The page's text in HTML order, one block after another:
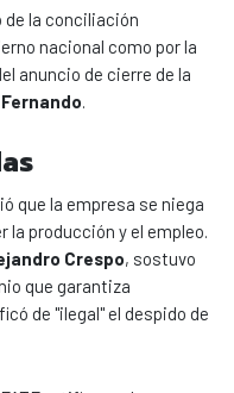
de la conciliación
nacional como por la
anuncio de cierre de la
.
que la empresa se niega
producción y el empleo.
Crespo, sostuvo
que garantiza
de "ilegal" el despido de